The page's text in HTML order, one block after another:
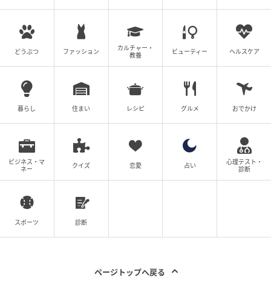
どうぶつ ファッション
カルチャー・
教養
ビューティー ヘルスケア
暮らし 住まい レシピ グルメ おでかけ
ビジネス・マ
ネー
クイズ 恋愛 占い
心理テスト・
診断
スポーツ 診断
ページトップへ戻る